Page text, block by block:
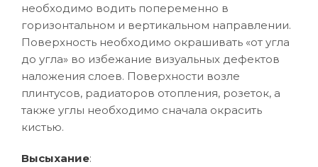
необходимо водить попеременно в
горизонтальном и вертикальном направлении.
Поверхность необходимо окрашивать «от угла
до угла» во избежание визуальных дефектов
наложения слоев. Поверхности возле
плинтусов, радиаторов отопления, розеток, а
также углы необходимо сначала окрасить
кистью.
Высыхание: